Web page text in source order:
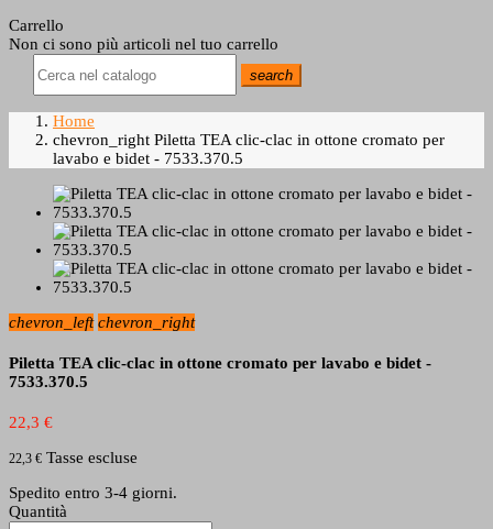
Carrello
Non ci sono più articoli nel tuo carrello
search
Home
chevron_right Piletta TEA clic-clac in ottone cromato per
lavabo e bidet - 7533.370.5
chevron_left chevron_right
Piletta TEA clic-clac in ottone cromato per lavabo e bidet -
7533.370.5
22,3 €
22,3 € Tasse escluse
Spedito entro 3-4 giorni.
Quantità